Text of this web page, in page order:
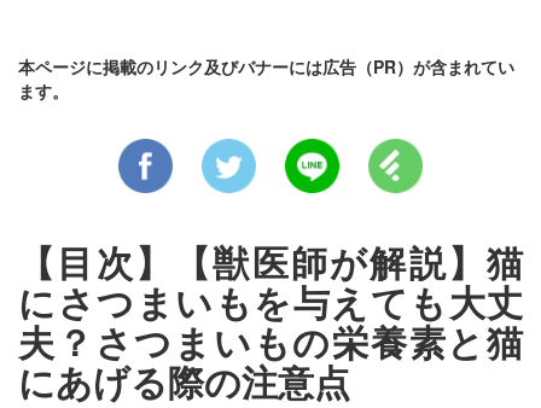
本ページに掲載のリンク及びバナーには広告（PR）が含まれてい
ます。
【目次】【獣医師が解説】猫
にさつまいもを与えても大丈
夫？さつまいもの栄養素と猫
にあげる際の注意点